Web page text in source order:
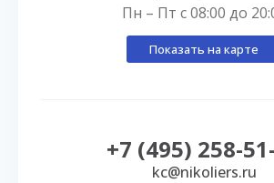
Пн – Пт с 08:00 до
Показать на карте
+7 (495) 258-
kc@nikoliers.ru